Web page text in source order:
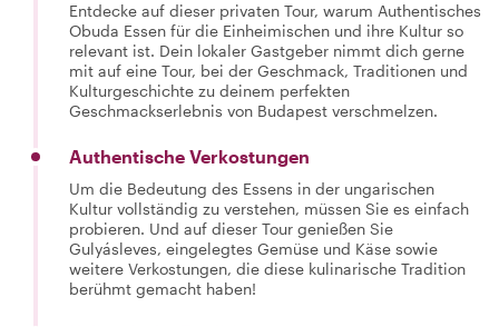
Entdecke auf dieser privaten Tour, warum Authentisches
Obuda Essen für die Einheimischen und ihre Kultur so
relevant ist. Dein lokaler Gastgeber nimmt dich gerne
mit auf eine Tour, bei der Geschmack, Traditionen und
Kulturgeschichte zu deinem perfekten
Geschmackserlebnis von Budapest verschmelzen.
Authentische Verkostungen
Um die Bedeutung des Essens in der ungarischen
Kultur vollständig zu verstehen, müssen Sie es einfach
probieren. Und auf dieser Tour genießen Sie
Gulyásleves, eingelegtes Gemüse und Käse sowie
weitere Verkostungen, die diese kulinarische Tradition
berühmt gemacht haben!